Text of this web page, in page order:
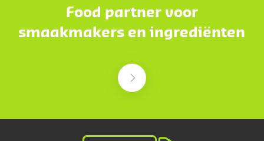
Food partner voor
smaakmakers en ingrediënten